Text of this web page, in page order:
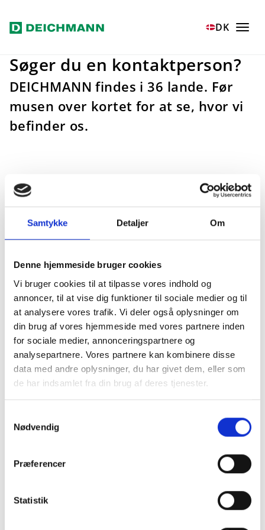
Samtykke Detaljer Om
Denne hjemmeside bruger cookies
Vi bruger cookies til at tilpasse vores indhold og
annoncer, til at vise dig funktioner til sociale medier og til
at analysere vores trafik. Vi deler også oplysninger om
din brug af vores hjemmeside med vores partnere inden
for sociale medier, annonceringspartnere og
analysepartnere. Vores partnere kan kombinere disse
data med andre oplysninger, du har givet dem, eller som
de har indsamlet fra din brug af deres tjenester.
Nødvendig
Præferencer
Statistik
Spring til hovedindhold DK
Home Virksomheden
Søger du en kontaktperson?
DEICHMANN findes i 36 lande. Før
musen over kortet for at se, hvor vi
befinder os.
DEICHMANN ekspanderer
Vi er konstant på udkig efter nye lokaler med
de bedste placeringer i indkøbscentre eller
gågader, med henblik på at øge antallet af
butikker.
som et franchise-system. Virksomheden
rammerne af en franchiseaftale eller som en
oprette din egen virksomhed baseret på vores
koncept eller produkter.